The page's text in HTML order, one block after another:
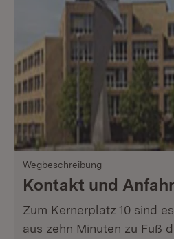
Wegbeschreibung
Kontakt und
Zum Kernerplatz 10 sind
aus zehn Minuten zu Fuß